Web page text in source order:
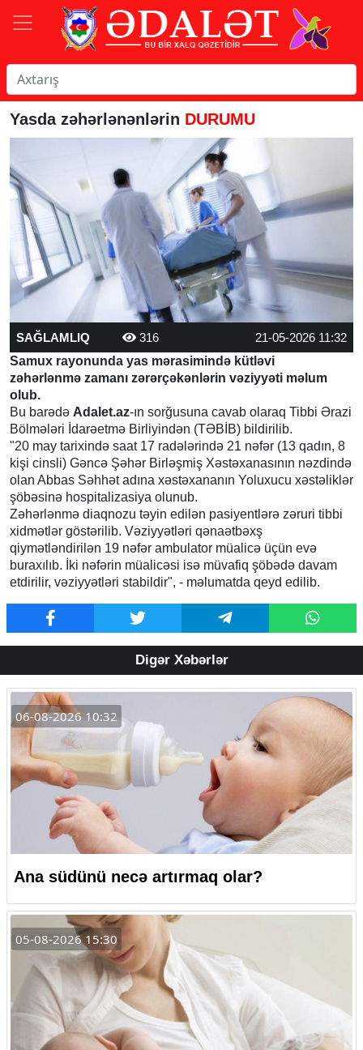
Yasda zəhərlənənlərin DURUMU
SAĞLAMLIQ 316
21-05-2026 11:32
Samux rayonunda yas mərasimində kütləvi
zəhərlənmə zamanı zərərçəkənlərin vəziyyəti məlum
olub.
Bu barədə Adalet.az-ın sorğusuna cavab olaraq Tibbi Ərazi
Bölmələri İdarəetmə Birliyindən (TƏBİB) bildirilib.
"20 may tarixində saat 17 radələrində 21 nəfər (13 qadın, 8
kişi cinsli) Gəncə Şəhər Birləşmiş Xəstəxanasının nəzdində
olan Abbas Səhhət adına xəstəxananın Yoluxucu xəstəliklər
şöbəsinə hospitalizasiya olunub.
Zəhərlənmə diaqnozu təyin edilən pasiyentlərə zəruri tibbi
xidmətlər göstərilib. Vəziyyətləri qənaətbəxş
qiymətləndirilən 19 nəfər ambulator müalicə üçün evə
buraxılıb. İki nəfərin müalicəsi isə müvafiq şöbədə davam
etdirilir, vəziyyətləri stabildir", - məlumatda qeyd edilib.
Digər Xəbərlər
06-08-2026 10:32
Ana südünü necə artırmaq olar?
05-08-2026 15:30